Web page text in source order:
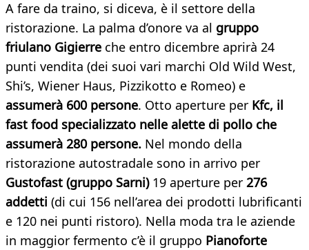
A fare da traino, si diceva, è il settore della
ristorazione. La palma d’onore va al gruppo
friulano Gigierre che entro dicembre aprirà 24
punti vendita (dei suoi vari marchi Old Wild West,
Shi’s, Wiener Haus, Pizzikotto e Romeo) e
assumerà 600 persone. Otto aperture per Kfc, il
fast food specializzato nelle alette di pollo che
assumerà 280 persone. Nel mondo della
ristorazione autostradale sono in arrivo per
Gustofast (gruppo Sarni) 19 aperture per 276
addetti (di cui 156 nell’area dei prodotti lubrificanti
e 120 nei punti ristoro). Nella moda tra le aziende
in maggior fermento c’è il gruppo Pianoforte